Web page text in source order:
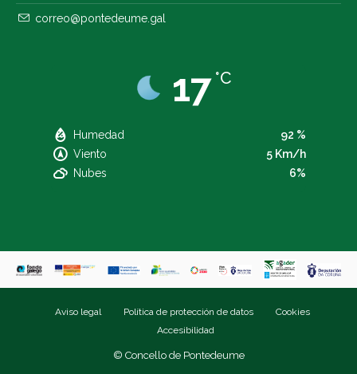
correo@pontedeume.gal
17 °C
Humedad
92 %
Viento
5 Km/h
Nubes
6%
Aviso legal Política de protección de datos
Cookies
Accesibilidad
© Concello de Pontedeume